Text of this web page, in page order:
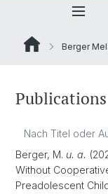
Berger
Publications
Berger, M. u. a.
Without
Preadolescent